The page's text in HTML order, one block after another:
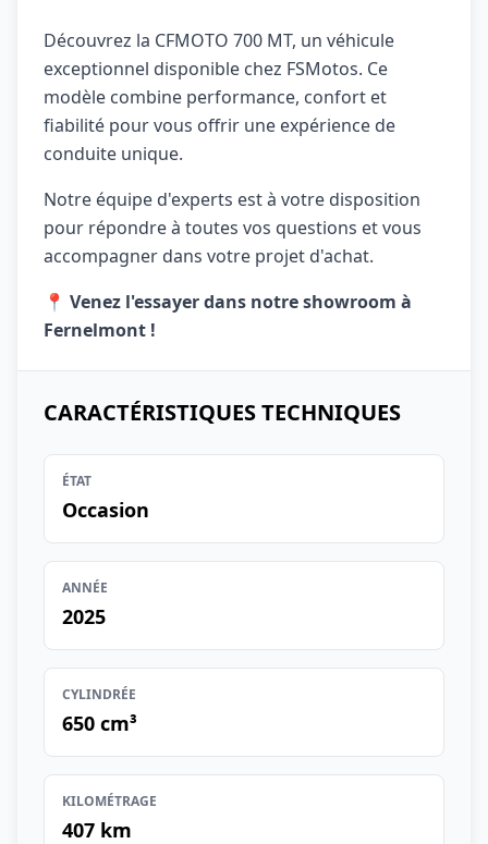
Découvrez la CFMOTO 700 MT, un véhicule
exceptionnel disponible chez FSMotos. Ce
modèle combine performance, confort et
fiabilité pour vous offrir une expérience de
conduite unique.
Notre équipe d'experts est à votre disposition
pour répondre à toutes vos questions et vous
accompagner dans votre projet d'achat.
📍 Venez l'essayer dans notre showroom à
Fernelmont !
CARACTÉRISTIQUES TECHNIQUES
ÉTAT
Occasion
ANNÉE
2025
CYLINDRÉE
650 cm³
KILOMÉTRAGE
407 km